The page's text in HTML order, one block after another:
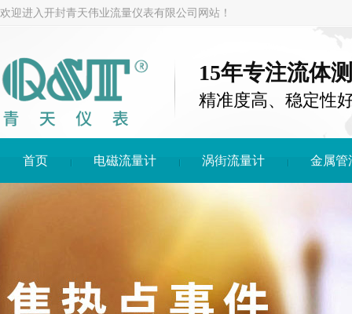
欢迎进入开封青天伟业流量仪表有限公司网站！
15年专注流体
精准度高、稳定性
首页 电磁流量计 涡街流量计 金属管